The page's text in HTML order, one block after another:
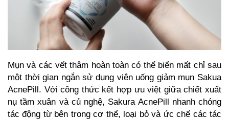
Mụn và các vết thâm hoàn toàn có thể biển mất chỉ sau
một thời gian ngắn sử dụng viên uống giảm mụn Sakua
AcnePill. Với công thức kết hợp ưu việt giữa chiết xuất
nụ tầm xuân và củ nghệ, Sakura AcnePill nhanh chóng
tác động từ bên trong cơ thể, loại bỏ và ức chế các tác